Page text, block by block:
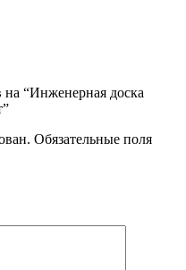
на “Инженерная доска
Обязательные поля